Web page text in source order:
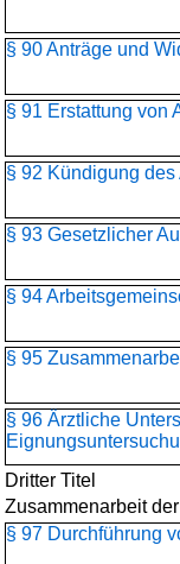
§ 90 Anträge und
§ 91 Erstattung von
§ 92 Kündigung des
§ 93 Gesetzlicher
§ 94
§ 95
§ 96 Ärztliche
Dritter Titel
Zusammenarbeit
§ 97 Durchführung